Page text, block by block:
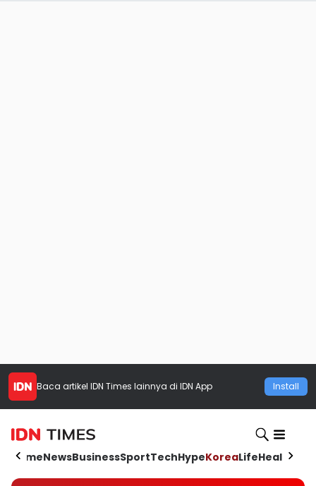
Baca artikel IDN Times lainnya di IDN App Install
HomeNewsBusinessSportTechHypeKoreaLifeHealth